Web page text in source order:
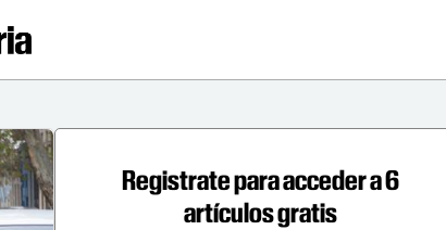
Registrate para acceder a 6
artículos gratis